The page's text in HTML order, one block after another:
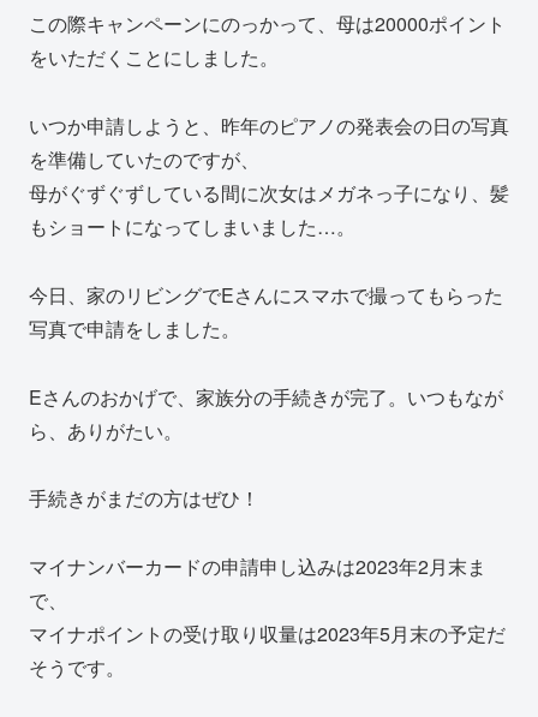
この際キャンペーンにのっかって、母は20000ポイント
をいただくことにしました。
いつか申請しようと、昨年のピアノの発表会の日の写真
を準備していたのですが、
母がぐずぐずしている間に次女はメガネっ子になり、髪
もショートになってしまいました…。
今日、家のリビングでEさんにスマホで撮ってもらった
写真で申請をしました。
Eさんのおかげで、家族分の手続きが完了。いつもなが
ら、ありがたい。
手続きがまだの方はぜひ！
マイナンバーカードの申請申し込みは2023年2月末ま
で、
マイナポイントの受け取り収量は2023年5月末の予定だ
そうです。